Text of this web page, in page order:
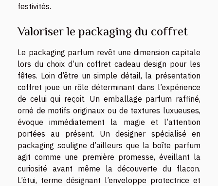
festivités.
Valoriser le packaging du coffret
Le packaging parfum revêt une dimension capitale
lors du choix d’un coffret cadeau design pour les
fêtes. Loin d’être un simple détail, la présentation
coffret joue un rôle déterminant dans l’expérience
de celui qui reçoit. Un emballage parfum raffiné,
orné de motifs originaux ou de textures luxueuses,
évoque immédiatement la magie et l’attention
portées au présent. Un designer spécialisé en
packaging souligne d’ailleurs que la boîte parfum
agit comme une première promesse, éveillant la
curiosité avant même la découverte du flacon.
L’étui, terme désignant l’enveloppe protectrice et